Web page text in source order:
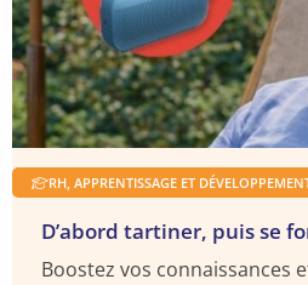
D’abord tartiner, puis se
RH, APPRENTISSAGE ET
Boostez vos connaissances